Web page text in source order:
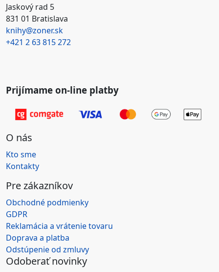
Jaskový rad 5
831 01 Bratislava
knihy@zoner.sk
+421 2 63 815 272
Prijímame on-line platby
O nás
Kto sme
Kontakty
Pre zákazníkov
Obchodné podmienky
GDPR
Reklamácia a vrátenie tovaru
Doprava a platba
Odstúpenie od zmluvy
Odoberať novinky